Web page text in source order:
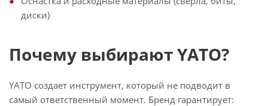
диски)
Почему выбирают YATO?
YATO создает инструмент, который не подводит в
самый ответственный момент. Бренд гарантирует: